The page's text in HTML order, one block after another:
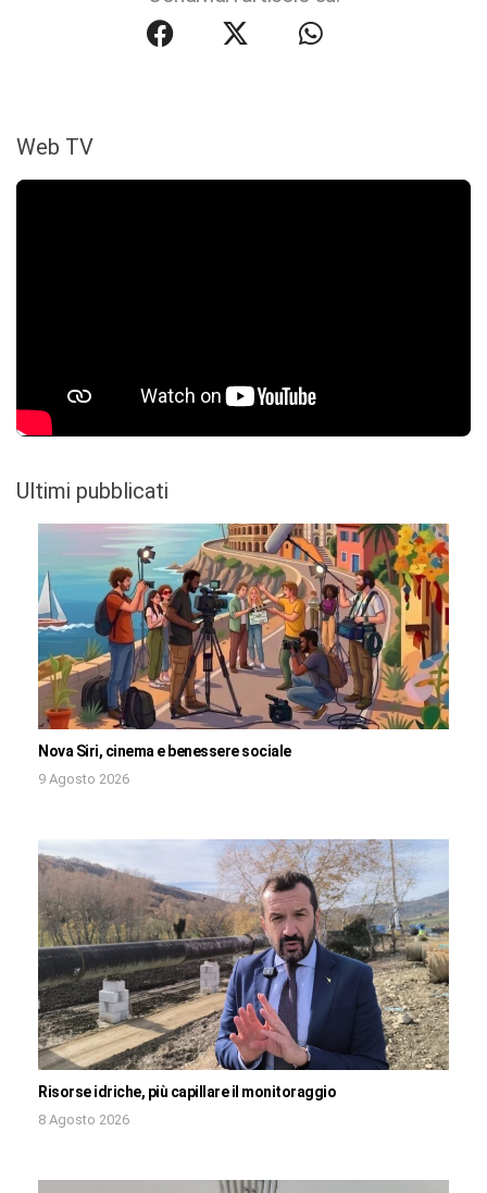
Web TV
Ultimi pubblicati
Nova Siri, cinema e benessere sociale
9 Agosto 2026
Risorse idriche, più capillare il monitoraggio
8 Agosto 2026